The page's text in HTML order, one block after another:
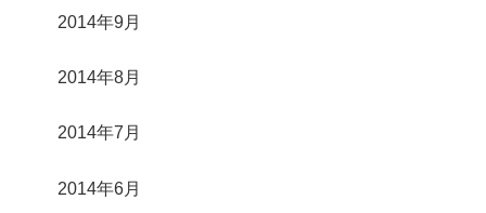
2014年9月
2014年8月
2014年7月
2014年6月